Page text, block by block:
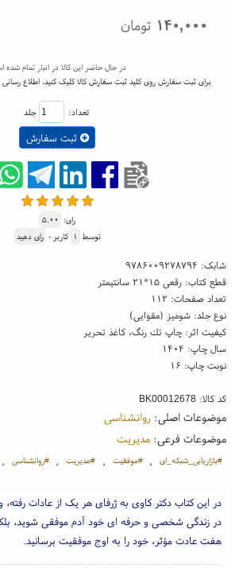
۱۴۰,۰۰۰ تومان
در حال حاضر این کالا در انبار تمام
برای ثبت سفارش روی کلید ثبت سفارش کالا کلیک کنید، اطلاع
تعداد: جلد
ثبت سفارش
رای: ۵.۰۰
توسط ۱ کاربر - رای دهید
شابک: ۹۷۸۶۰۰۹۲۷۸۷۹۴
قطع کتاب: رقعی ۱۵*۲۱ سانتیمتر
تعداد صفحات: ۱۱۲
نوع جلد: شومیز (مقوایی)
کیفیت اثر: چاپ تك رنگ، کاغذ تحریر
سال چاپ: ۱۴۰۴
نوبت چاپ: ۱۶
کد کالا:BK00012678
موضوعات اصلی: روانشناسی
موضوعات فرعی:مدیریت
#بازاریابی_شبکه_ای ، #موفقیت ، #مدیریت ، #روانشناسی ،
در این کتاب دکتر کاوی به ژرفای هر یک از عادات رفته،
در زندگی شخصی و حرفه ای خود آدم موفقی شوید، بلکه
هفت عادت مؤثر، خود را به اوج موفقیت برسانید.